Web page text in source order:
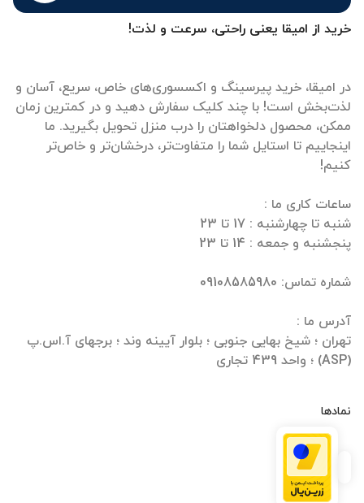
خرید از امیقا یعنی راحتی، سرعت و لذت!
در امیقا، خرید پیرسینگ و اکسسوری‌های خاص، سریع، آسان و
لذت‌بخش است! با چند کلیک سفارش دهید و در کمترین زمان
ممکن، محصول دلخواهتان را درب منزل تحویل بگیرید. ما
اینجاییم تا استایل شما را متفاوت‌تر، درخشان‌تر و خاص‌تر
تهران ؛ شیخ بهایی جنوبی ؛ بلوار آیینه وند ؛ برجهای آ.اس.پ
(ASP) ؛ واحد 439 تجاری
نمادها